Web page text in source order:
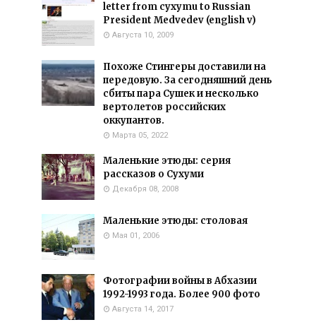
letter from cyxymu to Russian
President Medvedev (english v)
Августа 10, 2009
Похоже Стингеры доставили на
передовую. За сегодняшний день
сбиты пара Сушек и несколько
вертолетов российских
оккупантов.
Марта 05, 2022
Маленькие этюды: серия
рассказов о Сухуми
Декабря 08, 2008
Маленькие этюды: столовая
Мая 01, 2006
Фотографии войны в Абхазии
1992-1993 года. Более 900 фото
Августа 14, 2017